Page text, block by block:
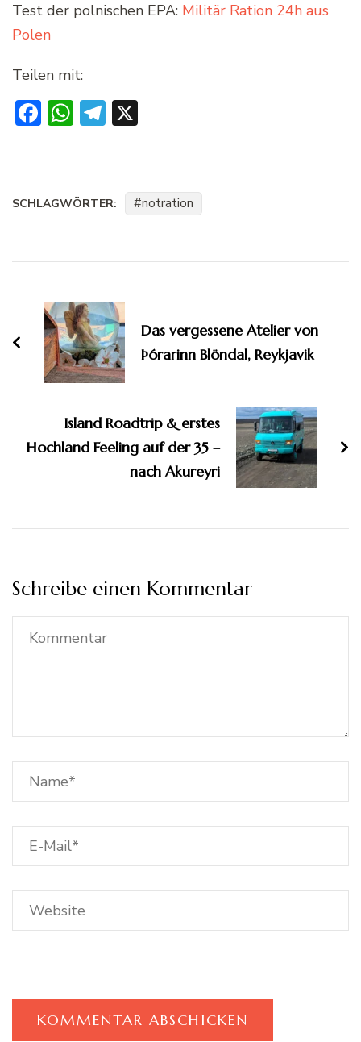
Test der polnischen EPA: Militär Ration 24h aus
Polen
Teilen mit:
Facebook
WhatsApp
Telegram
SCHLAGWÖRTER: notration
Das vergessene Atelier von
Þórarinn Blöndal, Reykjavik
Island Roadtrip & erstes
Hochland Feeling auf der 35 –
nach Akureyri
Schreibe einen Kommentar